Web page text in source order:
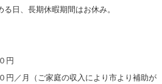
日、長期休暇期間はお休み。
円
月（ご家庭の収入により市より補助が